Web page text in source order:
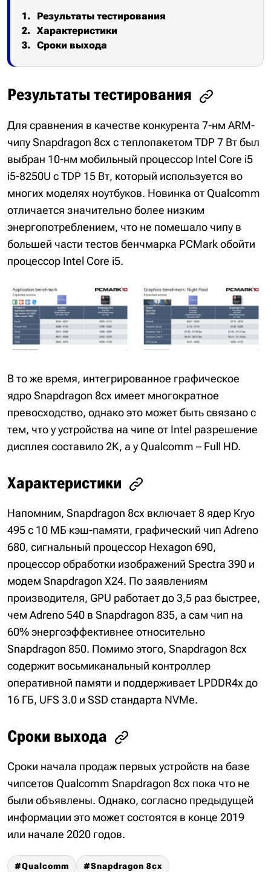
Результаты тестирования
Характеристики
Сроки выхода
Результаты тестирования
Для сравнения в качестве конкурента 7-нм ARM-
чипу Snapdragon 8cx с теплопакетом TDP 7 Вт был
выбран 10-нм мобильный процессор Intel Core i5
i5-8250U с TDP 15 Вт, который используется во
многих моделях ноутбуков. Новинка от Qualcomm
отличается значительно более низким
энергопотреблением, что не помешало чипу в
большей части тестов бенчмарка PCMark обойти
процессор Intel Core i5.
В то же время, интегрированное графическое
ядро Snapdragon 8cx имеет многократное
превосходство, однако это может быть связано с
тем, что у устройства на чипе от Intel разрешение
дисплея составило 2K, а у Qualcomm – Full HD.
Характеристики
Напомним, Snapdragon 8cx включает 8 ядер Kryo
495 с 10 МБ кэш-памяти, графический чип Adreno
680, сигнальный процессор Hexagon 690,
процессор обработки изображений Spectra 390 и
модем Snapdragon X24. По заявлениям
производителя, GPU работает до 3,5 раз быстрее,
чем Adreno 540 в Snapdragon 835, а сам чип на
60% энергоэффективнее относительно
Snapdragon 850. Помимо этого, Snapdragon 8cx
содержит восьмиканальный контроллер
оперативной памяти и поддерживает LPDDR4x до
16 ГБ, UFS 3.0 и SSD стандарта NVMe.
Сроки выхода
Сроки начала продаж первых устройств на базе
чипсетов Qualcomm Snapdragon 8cx пока что не
были объявлены. Однако, согласно предыдущей
информации это может состоятся в конце 2019
или начале 2020 годов.
Qualcomm Snapdragon 8cx